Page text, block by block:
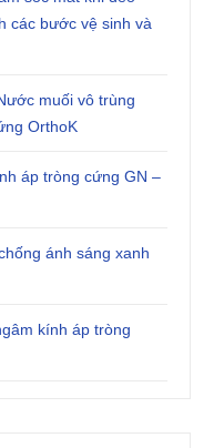
các bước vệ sinh và
muối vô trùng
OrthoK
áp tròng cứng GN –
ánh sáng xanh
kính áp tròng